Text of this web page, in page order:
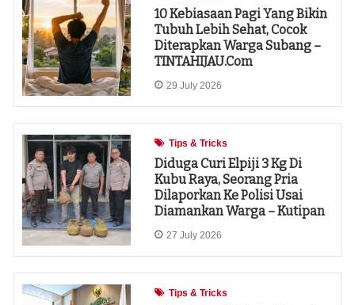
10 Kebiasaan Pagi Yang Bikin
Tubuh Lebih Sehat, Cocok
Diterapkan Warga Subang –
TINTAHIJAU.com
29 July 2026
Tips & Tricks
Diduga Curi Elpiji 3 Kg Di
Kubu Raya, Seorang Pria
Dilaporkan Ke Polisi Usai
Diamankan Warga – Kutipan
27 July 2026
Tips & Tricks